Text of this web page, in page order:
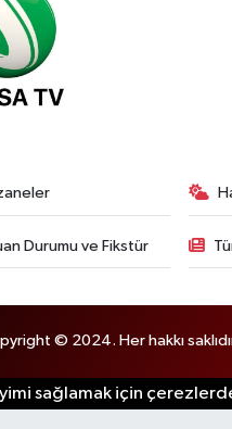
Durumu ve Fikstür
© 2024. Her hakkı
sağlamak için